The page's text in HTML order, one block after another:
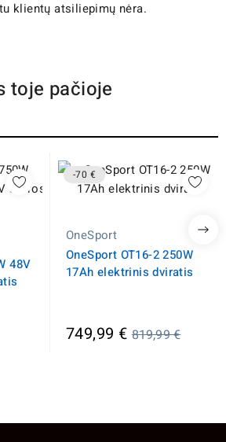
klientų atsiliepimų nėra.
toje pačioje
48V
-70 €
OneSport
OneSport OT16-2 250W
17Ah elektrinis dviratis
749,99 €Įprasta
819,99 €